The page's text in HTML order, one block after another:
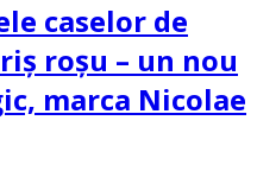
caselor de
roșu – un nou
marca Nicolae